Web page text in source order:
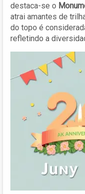
destaca-se o
atrai amantes de
do topo é
refletindo a